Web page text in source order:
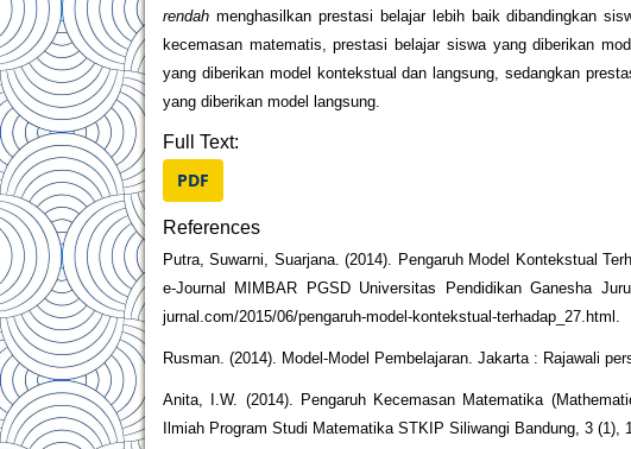
rendah menghasilkan prestasi belajar lebih baik dibandingkan
kecemasan matematis, prestasi belajar siswa yang diberikan
yang diberikan model kontekstual dan langsung, sedangkan
yang diberikan model langsung.
Full Text:
PDF
References
Putra, Suwarni, Suarjana. (2014). Pengaruh Model Kontekstual
e-Journal MIMBAR PGSD Universitas Pendidikan Ganesha
jurnal.com/2015/06/pengaruh-model-kontekstual-terhadap_27.html.
Rusman. (2014). Model-Model Pembelajaran. Jakarta : Rajawali
Anita, I.W. (2014). Pengaruh Kecemasan Matematika
Ilmiah Program Studi Matematika STKIP Siliwangi Bandung, 3 (1),